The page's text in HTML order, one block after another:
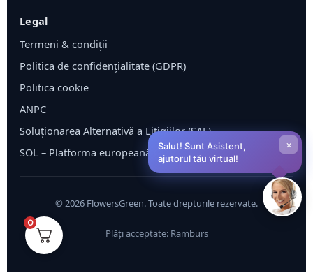
Legal
Termeni & condiții
Politica de confidențialitate (GDPR)
Politica cookie
ANPC
Soluționarea Alternativă a Litigiilor (SAL)
SOL – Platforma europeană ODR
© 2026 FlowersGreen. Toate drepturile rezervate.
Plăți acceptate: Ramburs
Salut! Sunt Asistent,
ajutorul tău virtual!
×
0